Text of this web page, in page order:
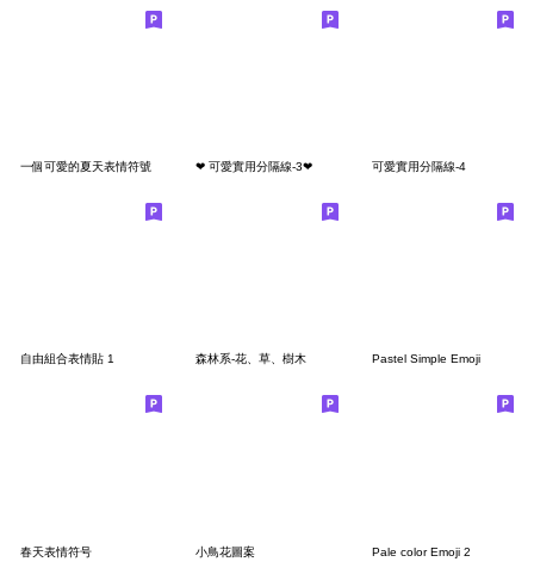
一個可愛的夏天表情符號 ❤ 可愛實用分隔線-3❤ 可愛實用分隔線-4
自由組合表情貼 1 森林系-花、草、樹木 Pastel Simple Emoji
春天表情符号 小鳥花圖案 Pale color Emoji 2